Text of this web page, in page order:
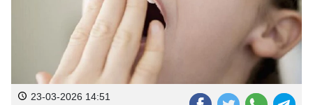
23-03-2026 14:51